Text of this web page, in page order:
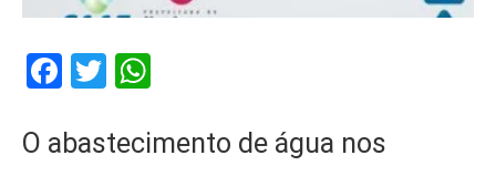
Facebook
Twitter
O abastecimento de água nos